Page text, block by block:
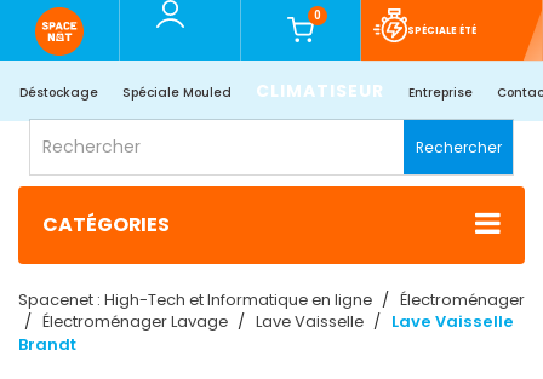
0
SPÉCIALE ÉTÉ
Déstockage Spéciale Mouled CLIMATISEUR Entreprise
Rechercher
CATÉGORIES
Spacenet : High-Tech et Informatique en ligne
Électroménager
Électroménager Lavage
Lave Vaisselle
Lave Vaisselle
Brandt